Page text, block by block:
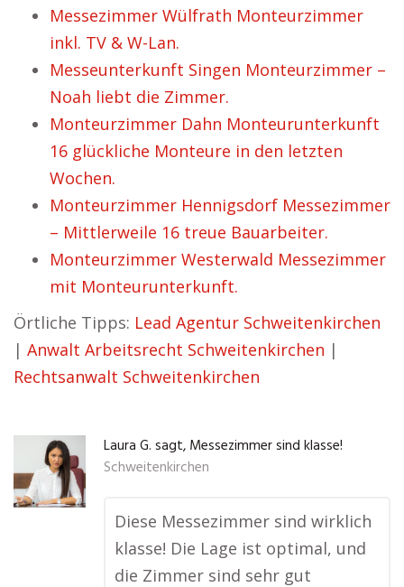
Messezimmer Wülfrath Monteurzimmer
inkl. TV & W-Lan.
Messeunterkunft Singen Monteurzimmer –
Noah liebt die Zimmer.
Monteurzimmer Dahn Monteurunterkunft
16 glückliche Monteure in den letzten
Wochen.
Monteurzimmer Hennigsdorf Messezimmer
– Mittlerweile 16 treue Bauarbeiter.
Monteurzimmer Westerwald Messezimmer
mit Monteurunterkunft.
Örtliche Tipps: Lead Agentur Schweitenkirchen
| Anwalt Arbeitsrecht Schweitenkirchen |
Rechtsanwalt Schweitenkirchen
Laura G. sagt, Messezimmer sind klasse!
Schweitenkirchen
Diese Messezimmer sind wirklich
klasse! Die Lage ist optimal, und
die Zimmer sind sehr gut